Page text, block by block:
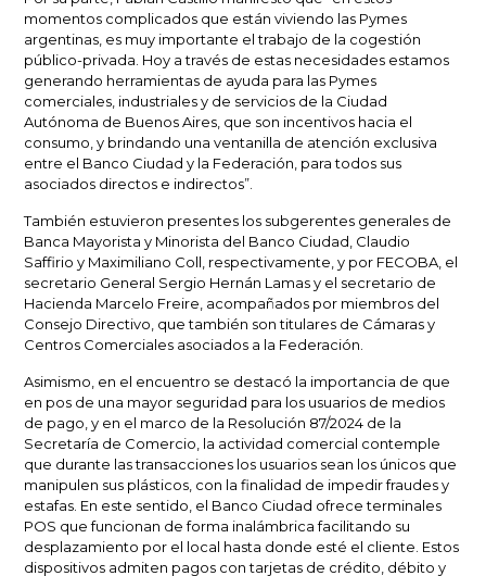
momentos complicados que están viviendo las Pymes
argentinas, es muy importante el trabajo de la cogestión
público-privada. Hoy a través de estas necesidades estamos
generando herramientas de ayuda para las Pymes
comerciales, industriales y de servicios de la Ciudad
Autónoma de Buenos Aires, que son incentivos hacia el
consumo, y brindando una ventanilla de atención exclusiva
entre el Banco Ciudad y la Federación, para todos sus
asociados directos e indirectos”.
También estuvieron presentes los subgerentes generales de
Banca Mayorista y Minorista del Banco Ciudad, Claudio
Saffirio y Maximiliano Coll, respectivamente, y por FECOBA, el
secretario General Sergio Hernán Lamas y el secretario de
Hacienda Marcelo Freire, acompañados por miembros del
Consejo Directivo, que también son titulares de Cámaras y
Centros Comerciales asociados a la Federación.
Asimismo, en el encuentro se destacó la importancia de que
en pos de una mayor seguridad para los usuarios de medios
de pago, y en el marco de la Resolución 87/2024 de la
Secretaría de Comercio, la actividad comercial contemple
que durante las transacciones los usuarios sean los únicos que
manipulen sus plásticos, con la finalidad de impedir fraudes y
estafas. En este sentido, el Banco Ciudad ofrece terminales
POS que funcionan de forma inalámbrica facilitando su
desplazamiento por el local hasta donde esté el cliente. Estos
dispositivos admiten pagos con tarjetas de crédito, débito y